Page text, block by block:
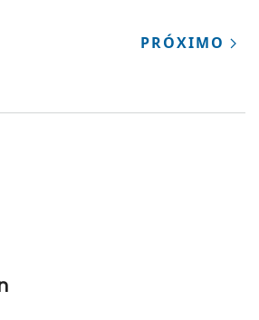
PRÓXIMO